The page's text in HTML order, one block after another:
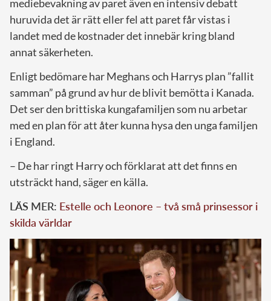
mediebevakning av paret även en intensiv debatt
huruvida det är rätt eller fel att paret får vistas i
landet med de kostnader det innebär kring bland
annat säkerheten.
Enligt bedömare har Meghans och Harrys plan ”fallit
samman” på grund av hur de blivit bemötta i Kanada.
Det ser den brittiska kungafamiljen som nu arbetar
med en plan för att åter kunna hysa den unga familjen
i England.
– De har ringt Harry och förklarat att det finns en
utsträckt hand, säger en källa.
LÄS MER: Estelle och Leonore – två små prinsessor i
skilda världar